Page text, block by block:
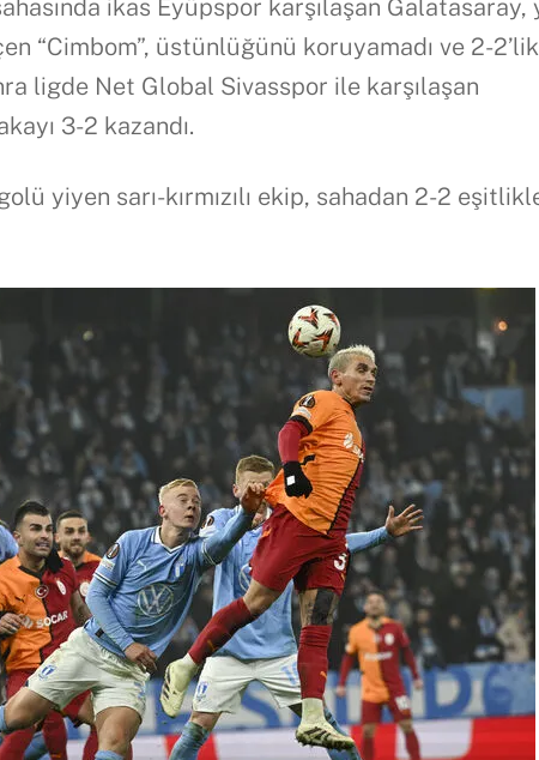
ikas Eyüpspor karşılaşan Galatasaray,
“Cimbom”, üstünlüğünü koruyamadı ve 2-2’lik
ligde Net Global Sivasspor ile karşılaşan
3-2 kazandı.
yiyen sarı-kırmızılı ekip, sahadan 2-2